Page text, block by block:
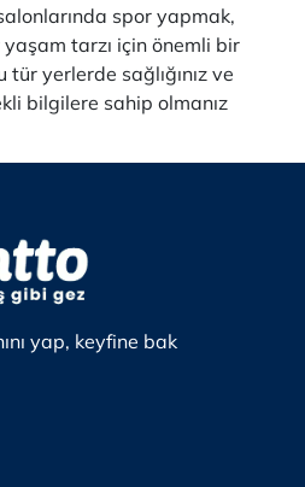
spor yapmak,
tarzı için önemli bir
tür yerlerde sağlığınız ve
bilgilere sahip olmanız
yap, keyfine bak